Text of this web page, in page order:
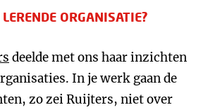
ORGANISATIE?
deelde met ons haar inzichten
In je werk gaan de
zo zei Ruijters, niet over